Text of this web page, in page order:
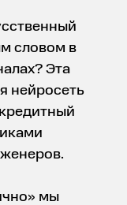
словом в
Эта
нейросеть
мы